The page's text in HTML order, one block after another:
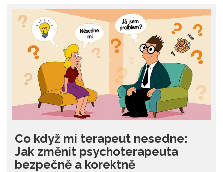
Co když mi terapeut nesedne:
Jak změnit psychoterapeuta
bezpečně a korektně